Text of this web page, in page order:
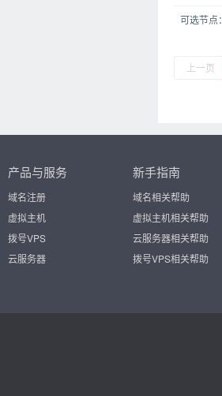
可选节点：
上一页
产品与服务
域名注册
虚拟主机
拨号VPS
云服务器
新手指南
域名相关帮助
虚拟主机相关帮助
云服务器相关帮助
拨号VPS相关帮助